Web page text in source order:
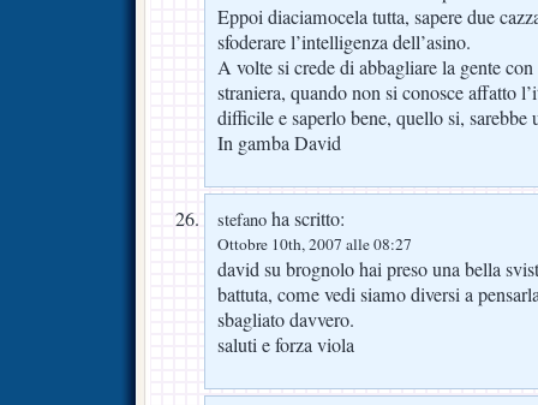
Eppoi diaciamocela tutta, sapere due
sfoderare l’intelligenza dell’asino.
A volte si crede di abbagliare la gente
straniera, quando non si conosce affatto
difficile e saperlo bene, quello si, sarebbe
In gamba David
stefano ha scritto:
Ottobre 10th, 2007 alle 08:27
david su brognolo hai preso una bella
battuta, come vedi siamo diversi a
sbagliato davvero.
saluti e forza viola